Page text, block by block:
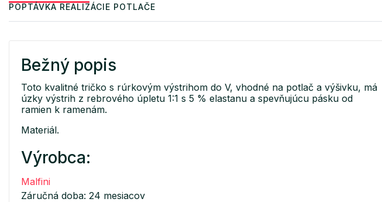
POPTÁVKA REALIZÁCIE POTLAČE
Bežný popis
Toto kvalitné tričko s rúrkovým výstrihom do V, vhodné na potlač a výšivku, má
úzky výstrih z rebrového úpletu 1:1 s 5 % elastanu a spevňujúcu pásku od
ramien k ramenám.
Materiál.
Výrobca:
Malfini
Záručná doba: 24 mesiacov